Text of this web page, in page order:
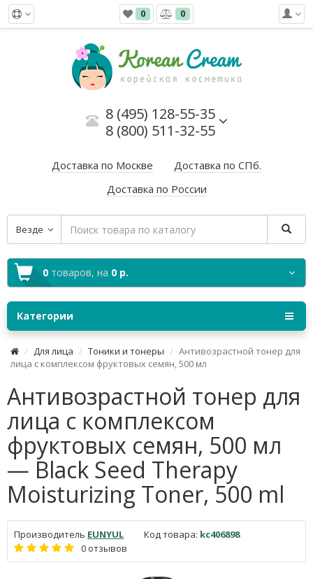
0 0
8 (495) 128-55-35
8 (800) 511-32-55
Доставка по Москве
Доставка по СПб.
Доставка по России
Везде
0 товаров, на 0 р.
Категории
Для лица Тоники и тонеры
Антивозрастной тонер для
лица с комплексом фруктовых семян, 500 мл
Антивозрастной тонер для
лица с комплексом
фруктовых семян, 500 мл
— Black Seed Therapy
Moisturizing Toner, 500 ml
Производитель EUNYUL Код товара: kc406898
0 отзывов